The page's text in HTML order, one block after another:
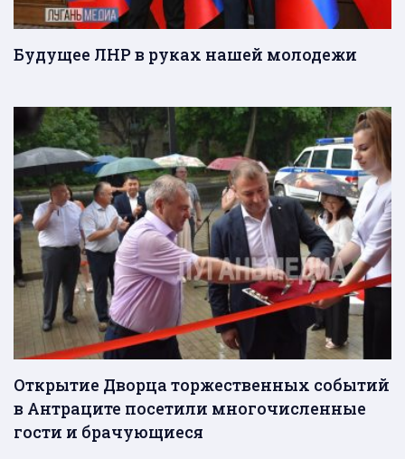
Будущее ЛНР в руках нашей молодежи
Открытие Дворца торжественных событий
в Антраците посетили многочисленные
гости и брачующиеся